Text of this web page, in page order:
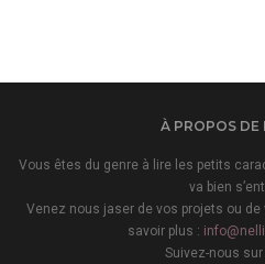
À PROPOS DE
Vous êtes du genre à lire les petits
va bien
Venez nous jaser de vos projets ou
savoir plus :
Suivez-nous sur